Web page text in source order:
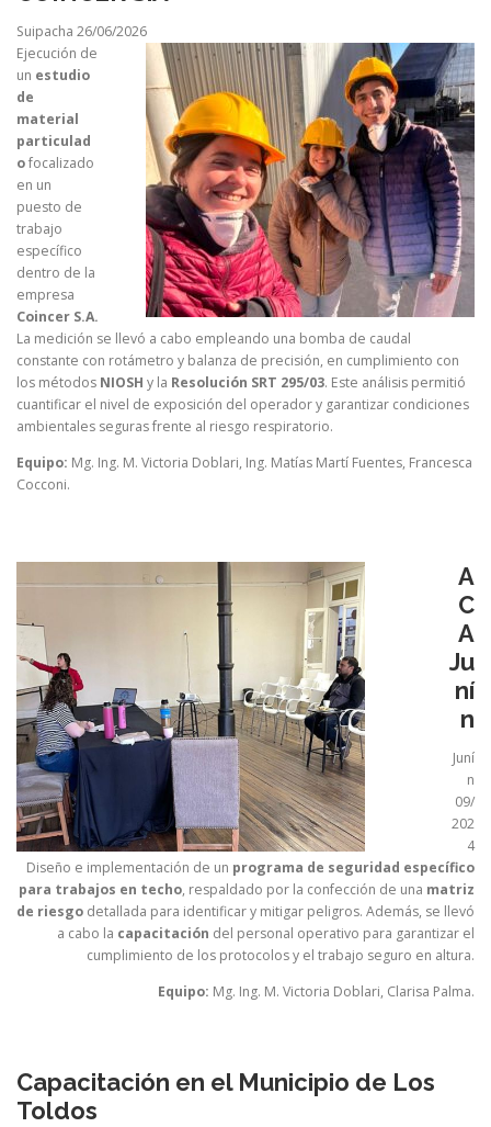
Suipacha 26/06/2026
Ejecución de
un estudio
de
material
particulad
ofocalizado
en un
puesto de
trabajo
específico
dentro de la
empresa
Coincer S.A.
La medición se llevó a cabo empleando una bomba de caudal
constante con rotámetro y balanza de precisión, en cumplimiento con
los métodos NIOSH y la Resolución SRT 295/03. Este análisis permitió
cuantificar el nivel de exposición del operador y garantizar condiciones
ambientales seguras frente al riesgo respiratorio.
Equipo: Mg. Ing. M. Victoria Doblari, Ing. Matías Martí Fuentes, Francesca
Cocconi.
A
C
A
Ju
ní
n
Juní
n
09/
202
4
Diseño e implementación de un programa de seguridad específico
para trabajos en techo, respaldado por la confección de una matriz
de riesgo detallada para identificar y mitigar peligros. Además, se llevó
a cabo la capacitación del personal operativo para garantizar el
cumplimiento de los protocolos y el trabajo seguro en altura.
Equipo: Mg. Ing. M. Victoria Doblari, Clarisa Palma.
Capacitación en el Municipio de Los
Toldos